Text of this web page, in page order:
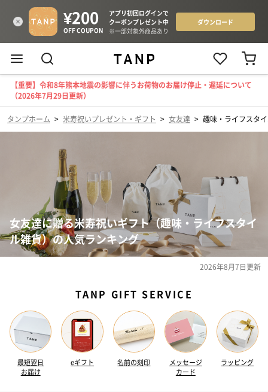
【重要】令和8年熊本地震の影響に伴うお荷物のお届け停止・遅延について
（2026年7月29日更新）
タンプホーム > 米寿祝いプレゼント・ギフト > 女友達 > 趣味・ライフスタ
女友達に贈る米寿祝いギフト（趣味・ライフスタイ
ル雑貨）の人気ランキング
2026年8月7日更新
TANP GIFT SERVICE
最短翌日
お届け
eギフト 名前の刻印
メッセージ
カード
ラッピング